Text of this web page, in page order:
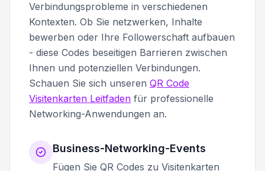
Verbindungsprobleme in verschiedenen
Kontexten. Ob Sie netzwerken, Inhalte
bewerben oder Ihre Followerschaft aufbauen
- diese Codes beseitigen Barrieren zwischen
Ihnen und potenziellen Verbindungen.
Schauen Sie sich unseren QR Code
Visitenkarten Leitfaden für professionelle
Networking-Anwendungen an.
Business-Networking-Events
Fügen Sie QR Codes zu Visitenkarten